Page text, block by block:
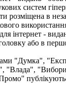
систем
розміщена в
інтернет -
або в
"Думка",
"Влада",